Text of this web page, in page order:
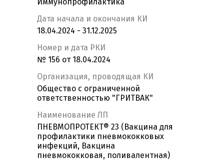
Иммунопрофилактика
Дата начала и окончания КИ
18.04.2024 - 31.12.2025
Номер и дата РКИ
№ 156 от 18.04.2024
Организация, проводящая КИ
Общество с ограниченной
ответственностью "ГРИТВАК"
Наименование ЛП
ПНЕВМОПРОТЕКТ® 23 (Вакцина для
профилактики пневмококковых
инфекций, Вакцина
пневмококковая, поливалентная)